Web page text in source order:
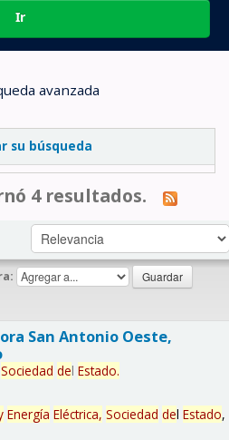
Ir
avanzada
su búsqueda
4 resultados.
San Antonio Oeste,
Sociedad del Estado.
Energía Eléctrica, Sociedad del Estado,